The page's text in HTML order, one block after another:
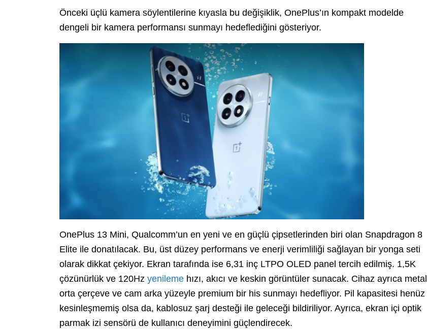
Önceki üçlü kamera söylentilerine kıyasla bu değişiklik, OnePlus’ın kompakt modelde
dengeli bir kamera performansı sunmayı hedeflediğini gösteriyor.
OnePlus 13 Mini, Qualcomm’un en yeni ve en güçlü çipsetlerinden biri olan Snapdragon 8
Elite ile donatılacak. Bu, üst düzey performans ve enerji verimliliği sağlayan bir yonga seti
olarak dikkat çekiyor. Ekran tarafında ise 6,31 inç LTPO OLED panel tercih edilmiş. 1,5K
çözünürlük ve 120Hz yenileme hızı, akıcı ve keskin görüntüler sunacak. Cihaz ayrıca metal
orta çerçeve ve cam arka yüzeyle premium bir his sunmayı hedefliyor. Pil kapasitesi henüz
kesinleşmemiş olsa da, kablosuz şarj desteği ile geleceği bildiriliyor. Ayrıca, ekran içi optik
parmak izi sensörü de kullanıcı deneyimini güçlendirecek.